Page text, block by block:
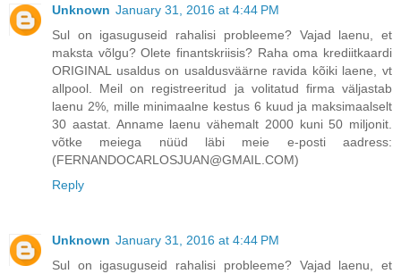
Unknown January 31, 2016 at 4:44 PM
Sul on igasuguseid rahalisi probleeme? Vajad laenu, et
maksta võlgu? Olete finantskriisis? Raha oma krediitkaardi
ORIGINAL usaldus on usaldusväärne ravida kõiki laene, vt
allpool. Meil on registreeritud ja volitatud firma väljastab
laenu 2%, mille minimaalne kestus 6 kuud ja maksimaalselt
30 aastat. Anname laenu vähemalt 2000 kuni 50 miljonit.
võtke meiega nüüd läbi meie e-posti aadress:
(FERNANDOCARLOSJUAN@GMAIL.COM)
Reply
Unknown January 31, 2016 at 4:44 PM
Sul on igasuguseid rahalisi probleeme? Vajad laenu, et